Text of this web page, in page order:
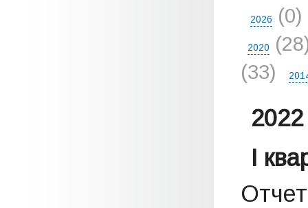
2026 (0)
2020
(33)
I